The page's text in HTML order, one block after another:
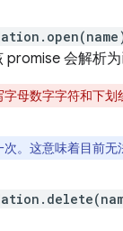
会解析为
字母数字字符和下划
次。这意味着目前无